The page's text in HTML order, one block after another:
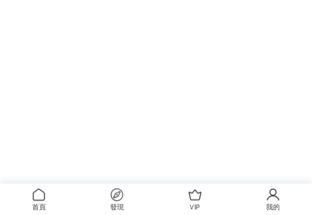
首頁 發現 VIP 我的